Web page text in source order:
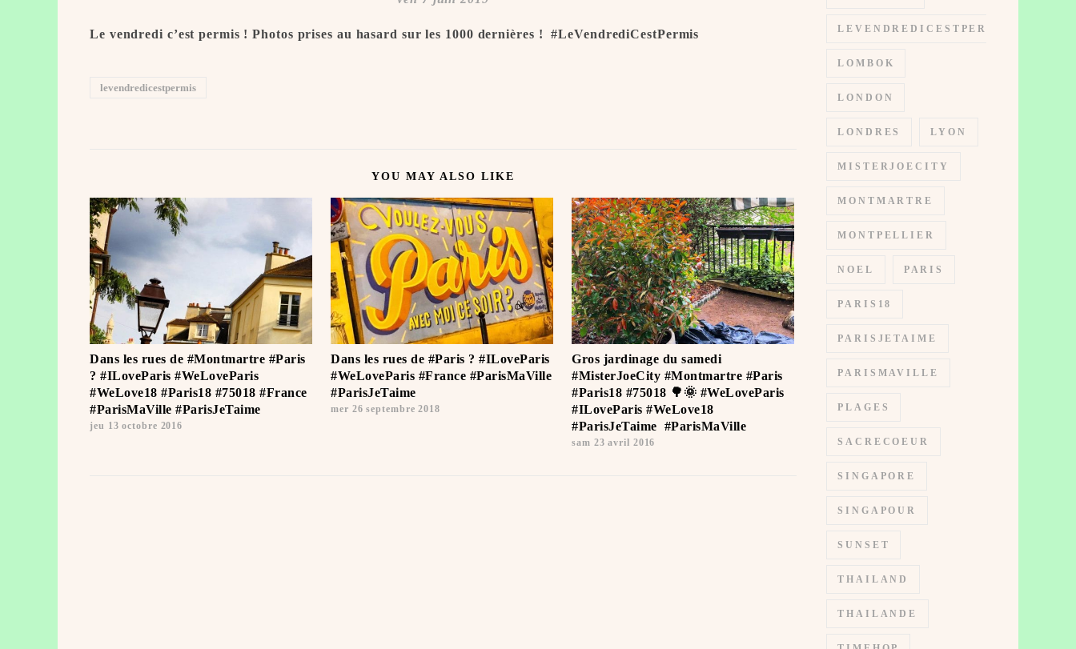
Le vendredi c’est permis ! Photos prises au hasard sur les 1000 dernières ! ️ #LeVendrediCestPermis
levendredicestpermis
YOU MAY ALSO LIKE
Dans les rues de #Montmartre #Paris
? #ILoveParis #WeLoveParis
#WeLove18 #Paris18 #75018 #France
#ParisMaVille #ParisJeTaime ️
jeu 13 octobre 2016
Dans les rues de #Paris ? #ILoveParis
#WeLoveParis #France #ParisMaVille
#ParisJeTaime ️
mer 26 septembre 2018
Gros jardinage du samedi
#MisterJoeCity #Montmartre #Paris
#Paris18 #75018 🌳🌞 #WeLoveParis
#ILoveParis #WeLove18
#ParisJeTaime ️ #ParisMaVille
sam 23 avril 2016
LEVENDREDICESTPERMIS
LOMBOK
LONDON
LONDRES LYON
MISTERJOECITY
MONTMARTRE
MONTPELLIER
NOEL PARIS
PARIS18
PARISJETAIME
PARISMAVILLE
PLAGES
SACRECOEUR
SINGAPORE
SINGAPOUR
SUNSET
THAILAND
THAILANDE